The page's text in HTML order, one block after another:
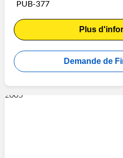
PUB-377
Plus
Demande de